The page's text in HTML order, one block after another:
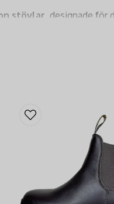
stövlar , designade för
anpassade för det